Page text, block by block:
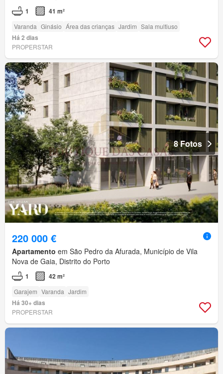
1 41 m²
Varanda Ginásio Área das crianças Jardim Sala multiuso
Há 2 dias
PROPERSTAR
8 Fotos
220 000 €
Apartamento em São Pedro da Afurada, Município de Vila
Nova de Gaia, Distrito do Porto
1 42 m²
Garajem Varanda Jardim
Há 30+ dias
PROPERSTAR